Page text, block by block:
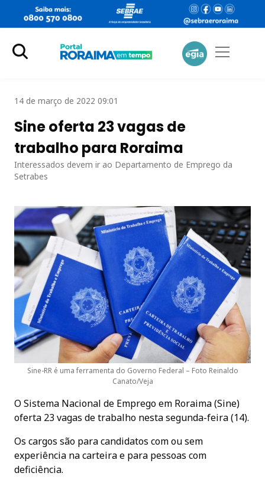
14 de março de 2022 09:01
Sine oferta 23 vagas de
trabalho para Roraima
Interessados devem ir ao Departamento de Emprego da
Setrabes
Sine-RR é uma ferramenta do Governo Federal – Foto Reinaldo
Canato/Veja
O Sistema Nacional de Emprego em Roraima (Sine)
oferta 23 vagas de trabalho nesta segunda-feira (14).
Os cargos são para candidatos com ou sem
experiência na carteira e para pessoas com
deficiência.